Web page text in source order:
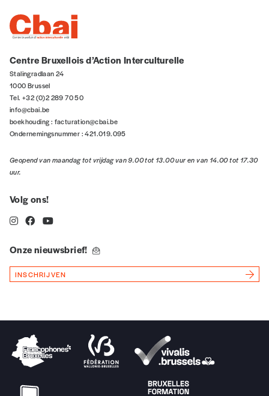
Cadeau
Faites découvrir l'
lui un abonnement ou numéro au choix.
J’offre un abonnement (5
Vos coordonnées
Centre Bruxellois d’Action Interculturelle
Stalingradlaan 24
1000 Brussel
Tel. +32 (0)2 289 70 50
info@cbai.be
boekhouding : facturation@cbai.be
Ondernemingsnummer : 421.019.095
Geopend van maandag tot vrijdag van 9.00 tot 13.00 uur en van 14.00 tot 17.30
uur.
Volg ons!
Onze nieuwsbrief!
INSCHRIJVEN